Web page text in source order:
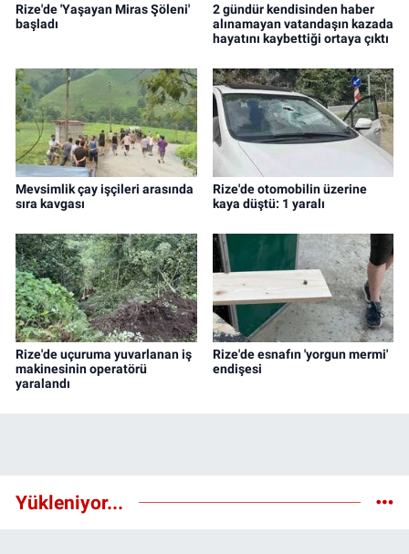
Rize'de 'Yaşayan Miras Şöleni'
başladı
2 gündür kendisinden haber
alınamayan vatandaşın kazada
hayatını kaybettiği ortaya çıktı
Mevsimlik çay işçileri arasında
sıra kavgası
Rize'de otomobilin üzerine
kaya düştü: 1 yaralı
Rize'de uçuruma yuvarlanan iş
makinesinin operatörü
yaralandı
Rize'de esnafın 'yorgun mermi'
endişesi
Yükleniyor...